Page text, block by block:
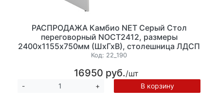
РАСПРОДАЖА Камбио NET Серый Стол
переговорный NOCT2412, размеры
2400х1155х750мм (ШхГхВ), столешница ЛДСП
25 мм.
Код: 22_190
16950 руб./шт
- + В корзину